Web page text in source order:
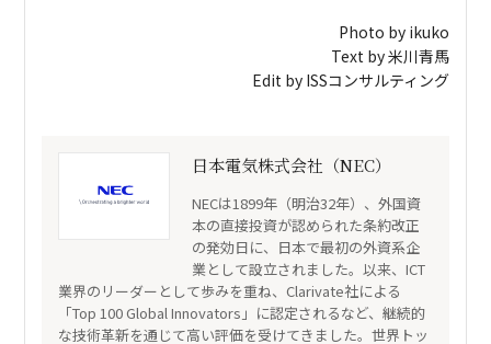
Photo by ikuko
Text by 米川青馬
Edit by ISSコンサルティング
日本電気株式会社（NEC）
NECは1899年（明治32年）、外国資
本の直接投資が認められた条約改正
の発効日に、日本で最初の外資系企
業として設立されました。以来、ICT
業界のリーダーとして歩みを重ね、Clarivate社による
「Top 100 Global Innovators」に認定されるなど、継続的
な技術革新を通じて高い評価を受けてきました。世界トッ